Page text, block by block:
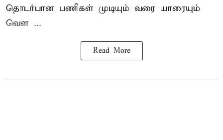
தொடர்பான பணிகள் முடியும் வரை யாரையும்
வெள ...
Read More